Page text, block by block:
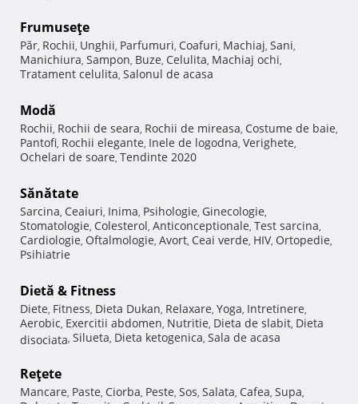
Frumuseţe
Păr, Rochii, Unghii, Parfumuri, Coafuri, Machiaj, Sani,
Manichiura, Sampon, Buze, Celulita, Machiaj ochi,
Tratament celulita, Salonul de acasa
Modă
Rochii, Rochii de seara, Rochii de mireasa, Costume de baie,
Pantofi, Rochii elegante, Inele de logodna, Verighete,
Ochelari de soare, Tendinte 2020
Sănătate
Sarcina, Ceaiuri, Inima, Psihologie, Ginecologie,
Stomatologie, Colesterol, Anticonceptionale, Test sarcina,
Cardiologie, Oftalmologie, Avort, Ceai verde, HIV, Ortopedie,
Psihiatrie
Dietă & Fitness
Diete, Fitness, Dieta Dukan, Relaxare, Yoga, Intretinere,
Aerobic, Exercitii abdomen, Nutritie, Dieta de slabit, Dieta
disociata, Silueta, Dieta ketogenica, Sala de acasa
Reţete
Mancare, Paste, Ciorba, Peste, Sos, Salata, Cafea, Supa,